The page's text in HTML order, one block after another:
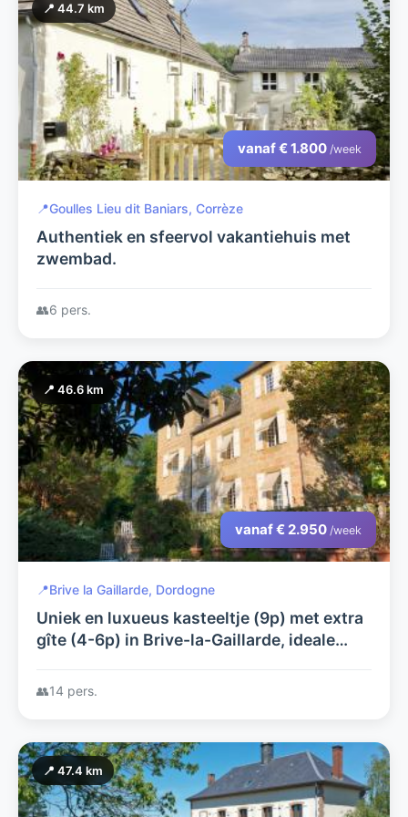
📍 44.7 km
vanaf € 1.800 /week
📍Goulles Lieu dit Baniars, Corrèze
Authentiek en sfeervol vakantiehuis met
zwembad.
👥6 pers.
📍 46.6 km
vanaf € 2.950 /week
📍Brive la Gaillarde, Dordogne
Uniek en luxueus kasteeltje (9p) met extra
gîte (4-6p) in Brive-la-Gaillarde, ideale
ontdekken.
👥14 pers.
📍 47.4 km